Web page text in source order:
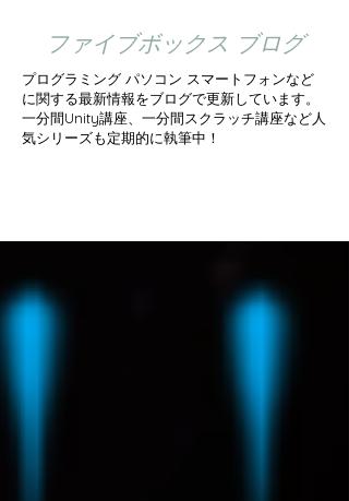
ファイブボックス ブログ
プログラミング パソコン スマートフォンなど
に関する最新情報をブログで更新しています。
​一分間Unity講座、一分間スクラッチ講座など人
気シリーズも定期的に執筆中！